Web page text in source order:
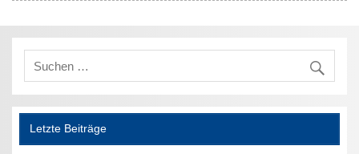
Letzte Beiträge